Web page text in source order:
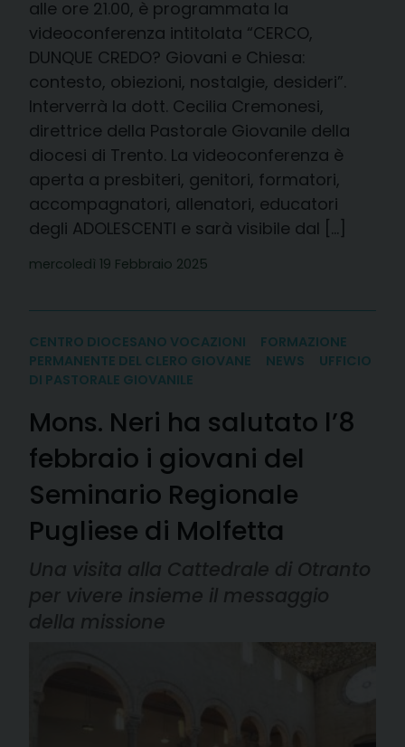
alle ore 21.00, è programmata la
videoconferenza intitolata “CERCO,
DUNQUE CREDO? Giovani e Chiesa:
contesto, obiezioni, nostalgie, desideri”.
Interverrà la dott. Cecilia Cremonesi,
direttrice della Pastorale Giovanile della
diocesi di Trento. La videoconferenza è
aperta a presbiteri, genitori, formatori,
accompagnatori, allenatori, educatori
degli ADOLESCENTI e sarà visibile dal […]
mercoledì 19 Febbraio 2025
CENTRO DIOCESANO VOCAZIONI
FORMAZIONE
PERMANENTE DEL CLERO GIOVANE
NEWS
UFFICIO
DI PASTORALE GIOVANILE
Mons. Neri ha salutato l’8
febbraio i giovani del
Seminario Regionale
Pugliese di Molfetta
Una visita alla Cattedrale di Otranto
per vivere insieme il messaggio
della missione